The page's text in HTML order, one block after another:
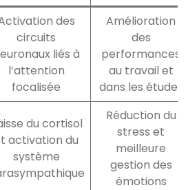
des
circuits
liés à
l’attention
focalisée
Amélioration
des
performances
au travail et
dans les études
du cortisol
activation du
système
Réduction du
stress et
meilleure
gestion des
émotions